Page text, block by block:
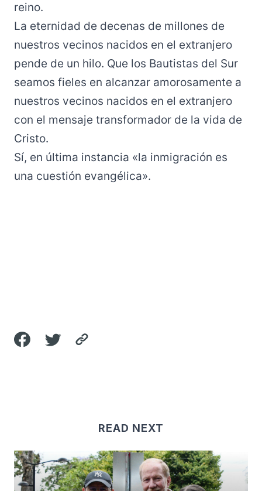
reino.
La eternidad de decenas de millones de
nuestros vecinos nacidos en el extranjero
pende de un hilo. Que los Bautistas del Sur
seamos fieles en alcanzar amorosamente a
nuestros vecinos nacidos en el extranjero
con el mensaje transformador de la vida de
Cristo.
Sí, en última instancia «la inmigración es
una cuestión evangélica».
READ NEXT